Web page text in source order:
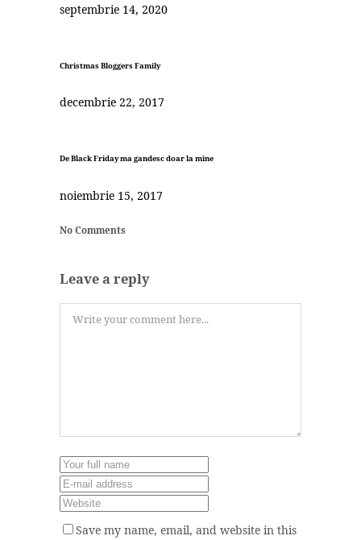
septembrie 14, 2020
Christmas Bloggers Family
decembrie 22, 2017
De Black Friday ma gandesc doar la mine
noiembrie 15, 2017
No Comments
Leave a reply
Save my name, email, and website in this